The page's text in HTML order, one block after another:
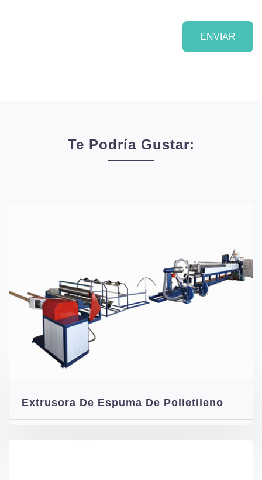
ENVIAR
Te Podría Gustar:
Extrusora De Espuma De Polietileno